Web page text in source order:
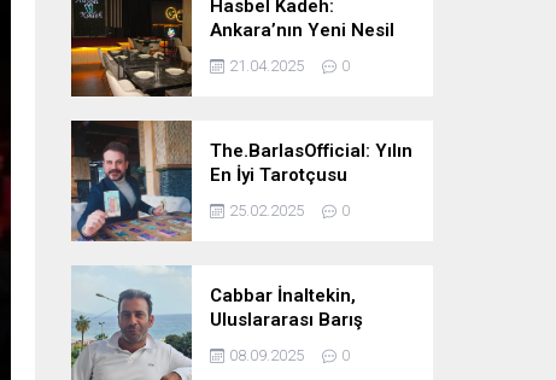
Hasbel Kadeh:
Ankara’nın Yeni Nesil
Mekanı – Meyhane &
Pub Keyfi
21.04.2025 0
The.BarlasOfficial: Yılın
En İyi Tarotçusu
Ödülüne Katılmadı!
25.02.2025 0
Cabbar İnaltekin,
Uluslararası Barış
Hareketi Silifke İlçe
Başkanlığı’na Atandı
08.09.2025 0